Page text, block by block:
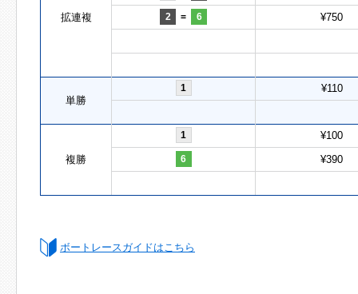
拡連複 2 = 6 ¥750
単勝
1 ¥110
複勝
1 ¥100
6 ¥390
ボートレースガイドはこちら